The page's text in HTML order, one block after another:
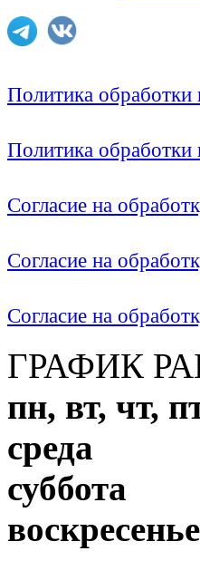
Политика
Политика
Согласие на
Согласие на
Согласие на
ГРАФИК
пн, вт, чт,
среда с
суббота с
воскресенье